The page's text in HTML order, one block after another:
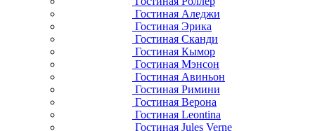
Гостиная Аледжи
Гостиная Эрика
Гостиная Сканди
Гостиная Кымор
Гостиная Мэнсон
Гостиная Авиньон
Гостиная Римини
Гостиная Верона
Гостиная Leontina
Гостиная Jules Verne